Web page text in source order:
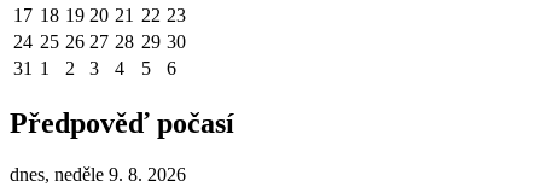
17 18 19 20 21 22 23
24 25 26 27 28 29 30
31 1 2 3 4 5 6
Předpověď počasí
dnes, neděle 9. 8. 2026